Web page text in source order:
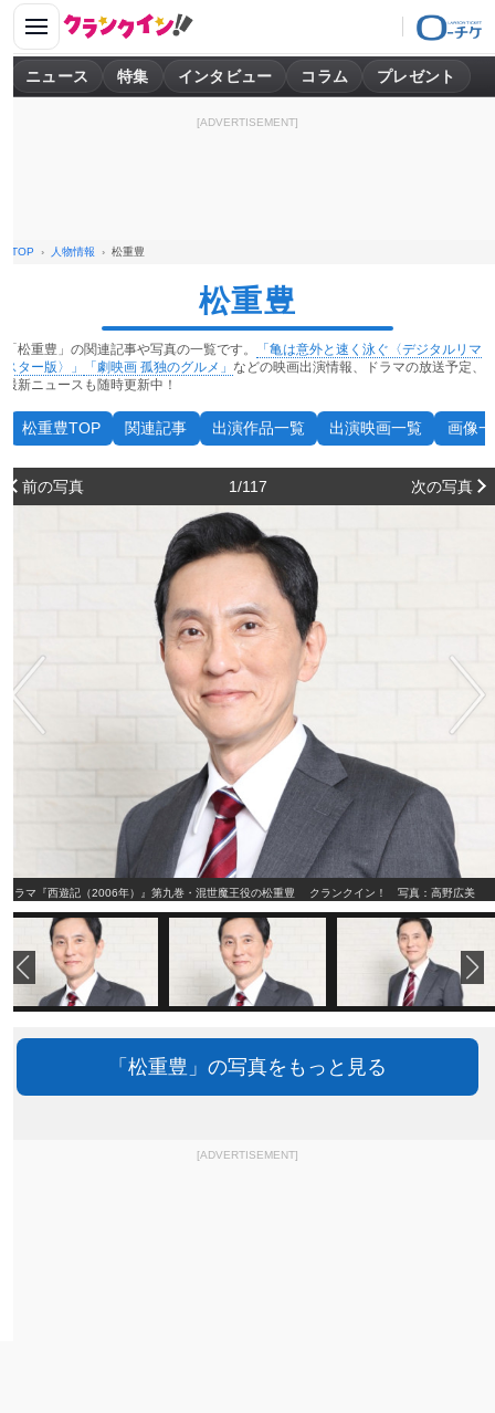
ニュース 特集 インタビュー コラム プレゼント
[ADVERTISEMENT]
TOP 人物情報 松重豊
松重豊
「松重豊」の関連記事や写真の一覧です。
「亀は意外と速く泳ぐ〈デジタルリマ
スター版〉」
「劇映画 孤独のグルメ」 などの映画出演情報、ドラマの放送予定、
最新ニュースも随時更新中！
松重豊TOP 関連記事 出演作品一覧 出演映画一覧 画像
前の写真 1/117 次の写真
ドラマ『西遊記（2006年）』第九巻・混世魔王役の松重豊 クランクイン！ 写真：高野広美
「松重豊」の写真をもっと見る
[ADVERTISEMENT]